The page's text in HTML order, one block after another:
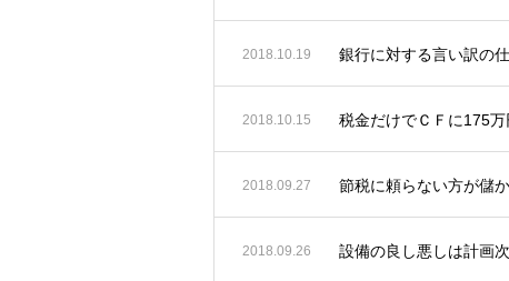
2018.10.19 銀行に対する言い訳の
2018.10.15 税金だけでＣＦに175万
2018.09.27 節税に頼らない方が儲
2018.09.26 設備の良し悪しは計画